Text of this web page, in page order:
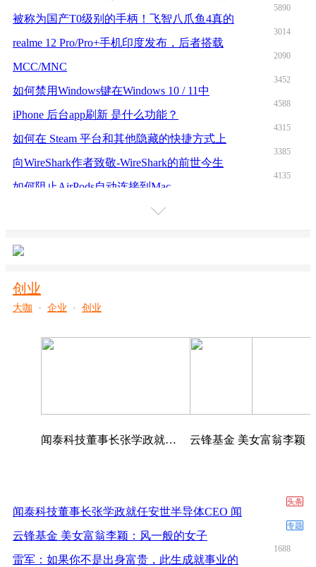
5890
被称为国产T0级别的手柄！飞智八爪鱼4真的
3014
realme 12 Pro/Pro+手机印度发布，后者搭载
2090
MCC/MNC
3452
如何禁用Windows键在Windows 10 / 11中
4588
iPhone 后台app刷新 是什么功能？
4315
如何在 Steam 平台和其他隐藏的快捷方式上
3385
向WireShark作者致敬-WireShark的前世今生
4135
如何阻止AirPods自动连接到Mac
华为随行WiFi 3 Pro体验评测——颜值与便携
Mac新搭档，84键、双模、新矮轴，Keychron
京东京造K3机械键盘！MacBook绝配中的绝配
iOS 15.4 beta 2来了！口罩解锁有所调整
2637
创业
大咖 • 企业 • 创业
闻泰科技董事长张学政就任安世半导体CEO 闻
头条
闻泰科技董事长张学政就任安世半导体CEO 闻
专题
云锋基金 美女富翁李颖：风一般的女子
1688
雷军：如果你不是出身富贵，此生成就事业的